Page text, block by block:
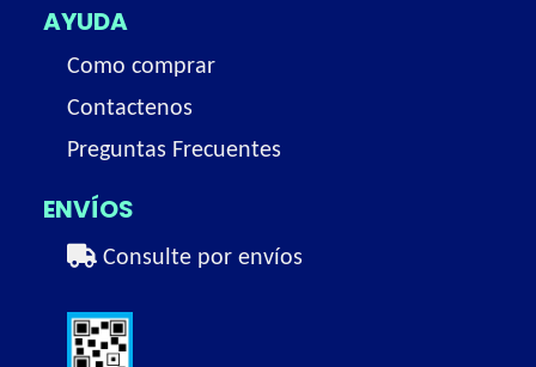
AYUDA
Como comprar
Contactenos
Preguntas Frecuentes
ENVÍOS
Consulte por envíos